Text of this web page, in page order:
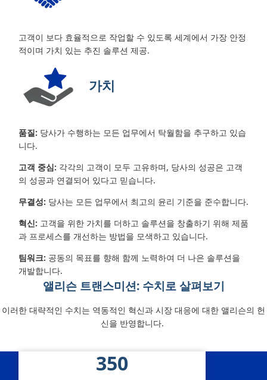
고객이 보다 효율적으로 작업할 수 있도록 세계에서 가장 안정
적이며 가치 있는 추진 솔루션 제공.
가치
품질: 당사가 수행하는 모든 업무에서 탁월함을 추구하고 있습
니다.
고객 중심: 각각의 고객이 모두 고유하며, 당사의 성공은 고객
의 성공과 연결되어 있다고 믿습니다.
무결성: 당사는 모든 업무에서 최고의 윤리 기준을 준수합니다.
혁신: 고객을 위한 가치를 더하고 솔루션을 창출하기 위해 제품
과 프로세스를 개선하는 방법을 모색하고 있습니다.
팀워크: 공동의 목표를 향해 함께 노력하여 더 나은 솔루션을
개발합니다.
앨리슨 트랜스미션: 수치로 살펴보기
이러한 대략적인 수치는 역동적인 혁신과 시장 대응에 대한 앨리슨의 헌
신을 반영합니다.
수치로 앨리슨 살펴보기
350